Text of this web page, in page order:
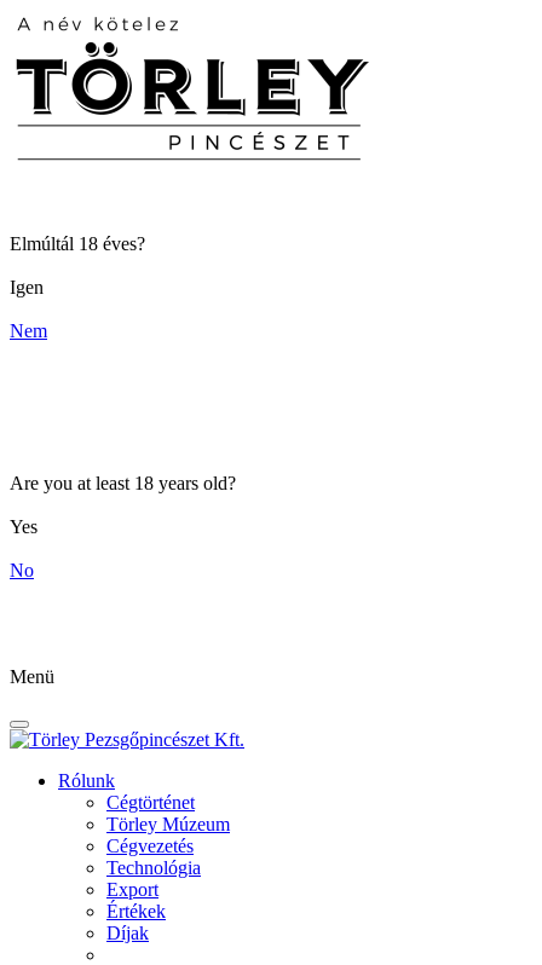
Elmúltál 18 éves?
Igen
Nem
Are you at least 18 years old?
Yes
No
Menü
Rólunk
Cégtörténet
Törley Múzeum
Cégvezetés
Technológia
Export
Értékek
Díjak